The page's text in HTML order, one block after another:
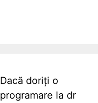
Dacă doriți o
programare la dr